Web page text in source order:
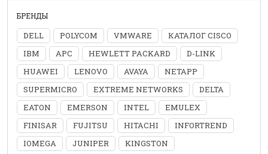
БРЕНДЫ
DELL POLYCOM VMWARE
КАТАЛОГ CISCO
IBM
APC HEWLETT PACKARD
D-LINK
HUAWEI
LENOVO AVAYA
NETAPP
SUPERMICRO
EXTREME NETWORKS
DELTA
EATON
EMERSON INTEL
EMULEX
FINISAR
FUJITSU HITACHI
INFORTREND
IOMEGA
JUNIPER KINGSTON